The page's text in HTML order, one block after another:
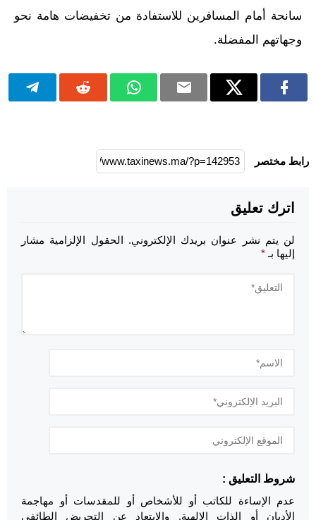
سانحة أمام المسافرين للاستفادة من تخفيضات هامة نحو
وجهاتهم المفضلة.
رابط مختصر
اترك تعليق
لن يتم نشر عنوان بريدك الإلكتروني. الحقول الإلزامية مشار
إليها بـ *
شروط التعليق :
عدم الإساءة للكاتب أو للأشخاص أو للمقدسات أو مهاجمة
الأديان أو الذات الالهية. والابتعاد عن التحريض الطائفي